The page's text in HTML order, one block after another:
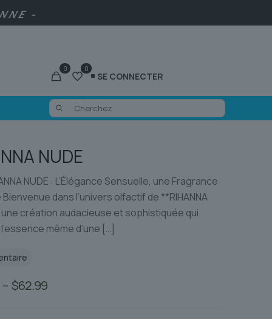
-
0 0
SE CONNECTER
NUDE
NUDE : L’Élégance Sensuelle, une Fragrance
dans l’univers olfactif de **RIHANNA
une création audacieuse et sophistiquée qui
même d’une […]
– $62.99Plage